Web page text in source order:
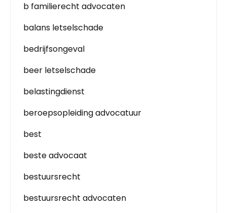
b familierecht advocaten
balans letselschade
bedrijfsongeval
beer letselschade
belastingdienst
beroepsopleiding advocatuur
best
beste advocaat
bestuursrecht
bestuursrecht advocaten